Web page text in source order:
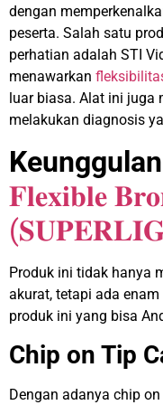
dengan
peserta. Salah satu
perhatian adalah STI
menawarkan
luar biasa. Alat ini juga
melakukan diagnosis
𝐅𝐥𝐞𝐱𝐢𝐛𝐥𝐞
Produk ini tidak hanya
akurat, tetapi ada
produk ini yang bisa
Chip on Tip
Dengan adanya chip